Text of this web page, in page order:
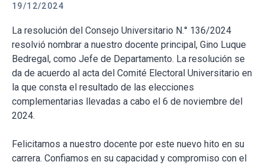
19/12/2024
La resolución del Consejo Universitario N.° 136/2024
resolvió nombrar a nuestro docente principal, Gino Luque
Bedregal, como Jefe de Departamento. La resolución se
da de acuerdo al acta del Comité Electoral Universitario en
la que consta el resultado de las elecciones
complementarias llevadas a cabo el 6 de noviembre del
2024.
Felicitamos a nuestro docente por este nuevo hito en su
carrera. Confiamos en su capacidad y compromiso con el